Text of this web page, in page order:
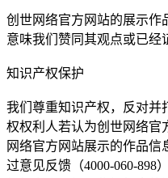
创世网络官方网站的展示作
意味我们赞同其观点或已经
知识产权保护
我们尊重知识产权，反对并
权权利人若认为创世网络官
网络官方网站展示的作品
过意见反馈（4000-060-898